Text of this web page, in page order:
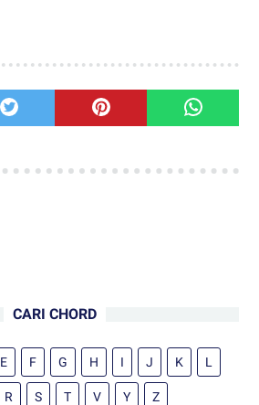
CARI CHORD
E F G H I J K L
R S T V Y Z